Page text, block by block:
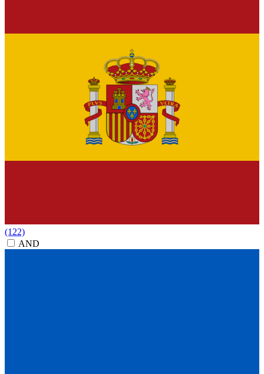
(122)
AND